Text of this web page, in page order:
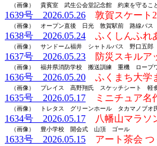
（画像） 貴賓室 武生公会堂記念館 約束を守るこ
1639号 2026.05.26 敦賀スケート
（画像） オープン直後 日光 敦賀駅前 路線バス
1638号 2026.05.24 ふくしんふれ
（画像） サンドーム福井 シャトルバス 野口五郎
1637号 2026.05.23 防災スキルア
（画像） 福井県消防学校 搬送訓練 重機 ロープ
1636号 2026.05.20 ふくまち大学
（画像） プレイス 高野翔氏 スケッチシート 軽
1635号 2026.05.17 ミニチュア名
（画像） トレタス グリーンホール タカマノブオ
1634号 2026.05.17 八幡山マラソ
（画像） 豊小学校 開会式 山頂 ゴール
1633号 2026.05.15 アート茶会